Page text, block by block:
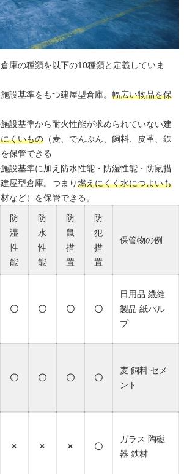
庫の種類を以下の10種類と定義していま
設基準をもつ建屋型倉庫。 幅広い物品を保
施設基準から耐火性能が求められていない建
くいもの （麦、でんぷん、飼料、皮革、鉄
保管できる
施設基準に加え防水性能・防湿性能・防鼠措
屋型倉庫。つまり燃えにくく水につよいも
など）を保管できる。
防
湿
性
能
防
水
性
能
防
鼠
措
置
防
犯
措
置
保管物の例
〇 〇 〇 〇
日用品 繊維
製品 紙パル
プ
〇 〇 〇 〇
麦 飼料 セメ
ント
× × × 〇
ガラス 陶磁
器 鉄材